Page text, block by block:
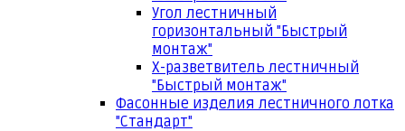
Угол лестничный
горизонтальный "Быстрый
монтаж"
Х-разветвитель лестничный
"Быстрый монтаж"
Фасонные изделия лестничного лотка
"Стандарт"